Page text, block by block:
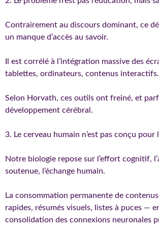
Contrairement au discours dominant, ce
un manque d’accès au savoir.
Il est corrélé à l’intégration massive des
tablettes, ordinateurs, contenus interactifs.
Selon Horvath, ces outils ont freiné, et
développement cérébral.
3. Le cerveau humain n’est pas conçu pour
Notre biologie repose sur l’effort cognitif,
soutenue, l’échange humain.
La consommation permanente de
rapides, résumés visuels, listes à puces —
consolidation des connexions neuronales